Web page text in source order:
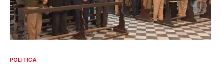
POLÍTICA